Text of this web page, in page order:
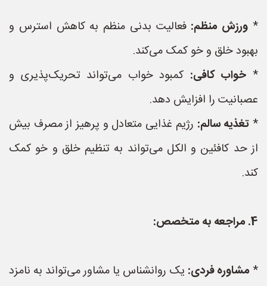
* ورزش منظم: فعالیت بدنی منظم به کاهش استرس و
بهبود خلق و خو کمک می‌کند.
* خواب کافی: کمبود خواب می‌تواند تحریک‌پذیری و
عصبانیت را افزایش دهد.
* تغذیه سالم: رژیم غذایی متعادل و پرهیز از مصرف بیش
از حد کافئین و الکل می‌تواند به تنظیم خلق و خو کمک
کند.
4. مراجعه به متخصص:
*مشاوره فردی: یک روانشناس یا مشاور می‌تواند به نامزد